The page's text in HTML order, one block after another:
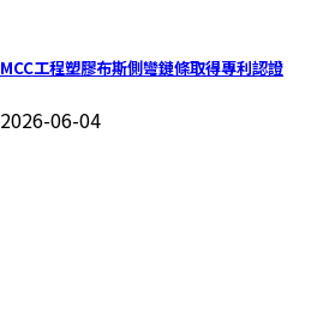
MCC工程塑膠布斯側彎鏈條取得專利認證
2026-06-04